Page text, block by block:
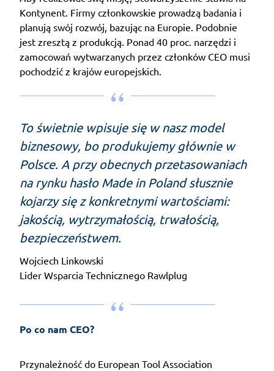
Kontynent. Firmy członkowskie prowadzą badania i
planują swój rozwój, bazując na Europie. Podobnie
jest zresztą z produkcją. Ponad 40 proc. narzędzi i
zamocowań wytwarzanych przez członków CEO musi
pochodzić z krajów europejskich.
To świetnie wpisuje się w nasz model
biznesowy, bo produkujemy głównie w
Polsce. A przy obecnych przetasowaniach
na rynku hasło Made in Poland słusznie
kojarzy się z konkretnymi wartościami:
jakością, wytrzymałością, trwałością,
bezpieczeństwem.
Wojciech Linkowski
Lider Wsparcia Technicznego Rawlplug
Po co nam CEO?
Przynależność do European Tool Association